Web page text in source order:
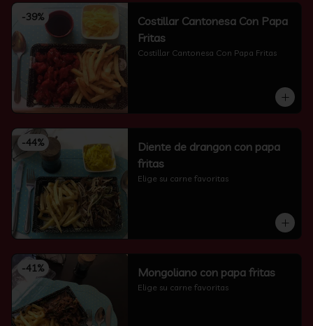
-39%
Costillar Cantonesa Con Papa
Fritas
Costillar Cantonesa Con Papa Fritas
-44%
Diente de drangon con papa
fritas
Elige su carne favoritas
-41% Mongoliano con papa fritas
Elige su carne favoritas